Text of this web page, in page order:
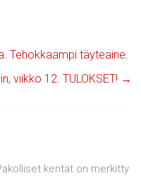
Tehokkaampi täyteaine.
viikko 12. TULOKSET! →
kentät on merkitty